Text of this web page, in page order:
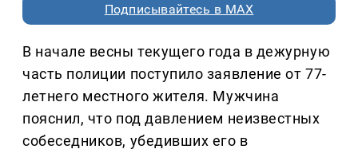
Подписывайтесь в MAX
В начале весны текущего года в дежурную
часть полиции поступило заявление от 77-
летнего местного жителя. Мужчина
пояснил, что под давлением неизвестных
собеседников, убедивших его в